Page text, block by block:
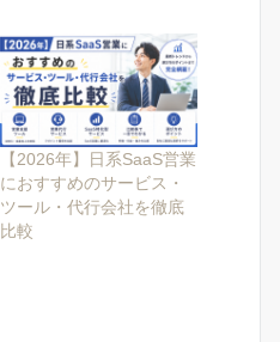
【2026年】日系SaaS営業
におすすめのサービス・
ツール・代行会社を徹底
比較